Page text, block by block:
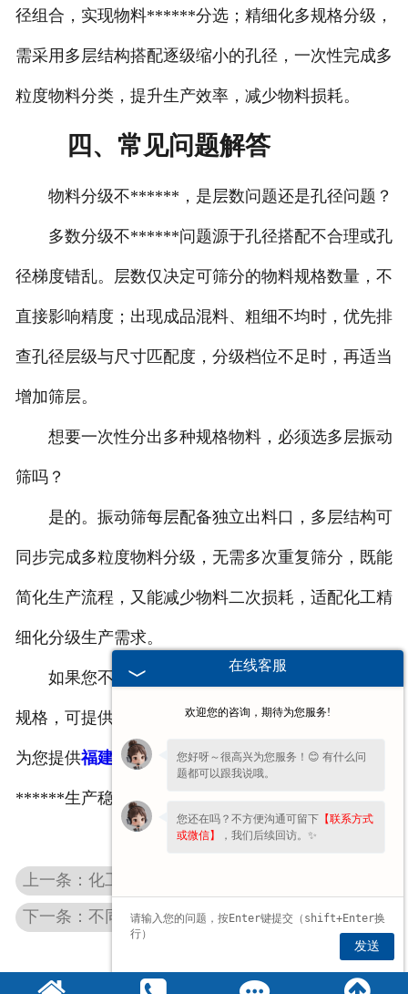
径组合，实现物料******分选；精细化多规格分级，
需采用多层结构搭配逐级缩小的孔径，一次性完成多
粒度物料分类，提升生产效率，减少物料损耗。
四、常见问题解答
物料分级不******，是层数问题还是孔径问题？
多数分级不******问题源于孔径搭配不合理或孔
径梯度错乱。层数仅决定可筛分的物料规格数量，不
直接影响精度；出现成品混料、粗细不均时，优先排
查孔径层级与尺寸匹配度，分级档位不足时，再适当
增加筛层。
想要一次性分出多种规格物料，必须选多层振动
筛吗？
是的。振动筛每层配备独立出料口，多层结构可
同步完成多粒度物料分级，无需多次重复筛分，既能
简化生产流程，又能减少物料二次损耗，适配化工精
细化分级生产需求。
如果您不清楚自身物料适配的振动筛层数与孔径
规格，可提供物料特性、分级需求与产能标准，我们
为您提供福建化工振动筛选型方案，规避筛分误区，
******生产稳定。
上一条：化工物料频繁换产，旋振筛快拆清洁要点
下一条：不同含水率粮食筛分 振动筛配置适配技巧
在线客服
欢迎您的咨询，期待为您服务!
您好呀～很高兴为您服务！😊 有什么问
题都可以跟我说哦。
您还在吗？不方便沟通可留下 【联系方式
或微信】
，我们后续回访。✨
发送